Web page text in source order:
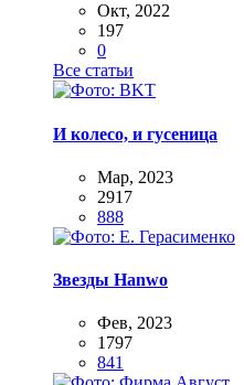
Окт, 2022
197
0
Все статьи
И колесо, и гусеница
Мар, 2023
2917
888
Звезды Hanwo
Фев, 2023
1797
841